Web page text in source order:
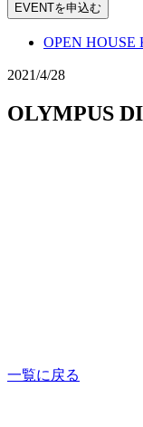
EVENTを申込む
OPEN HOUSE
2021/4/28
OLYMPUS
一覧に戻る